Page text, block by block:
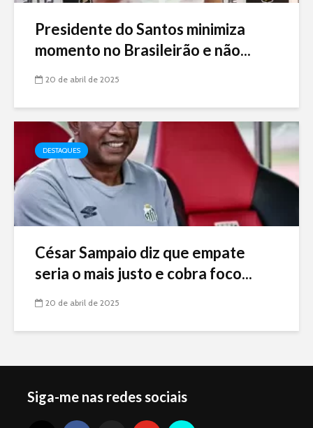
Presidente do Santos minimiza
momento no Brasileirão e não...
20 de abril de 2025
DESTAQUES
César Sampaio diz que empate
seria o mais justo e cobra foco...
20 de abril de 2025
Siga-me nas redes sociais